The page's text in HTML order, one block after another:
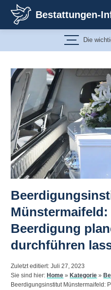
Inhalt
springen
Bestattungen-
Die
Beerdigung
durchführen
Zuletzt editiert: Juli 27, 2023
Sie sind hier: Home » Kategorie »
Beerdigungsinstitut Münstermaifeld: